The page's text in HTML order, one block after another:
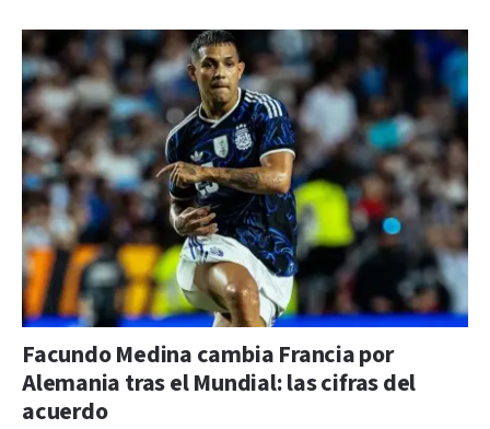
Facundo Medina cambia Francia por
Alemania tras el Mundial: las cifras del
acuerdo